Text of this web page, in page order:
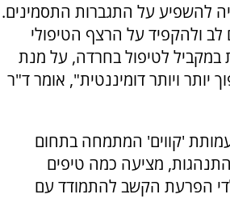
להשפיע על התגברות התסמינים.
לב ולהקפיד על הרצף הטיפולי
לטיפול בחרדה, על מנת
ויותר דומיננטית", אומר ד"ר
'קווים' המתמחה בתחום
מציעה כמה טיפים
הפרעת הקשב להתמודד עם